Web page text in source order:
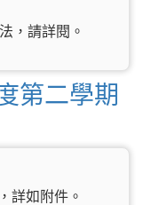
，請詳閱。
第二學期
詳如附件。